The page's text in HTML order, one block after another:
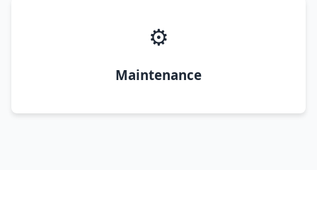
⚙️
Maintenance